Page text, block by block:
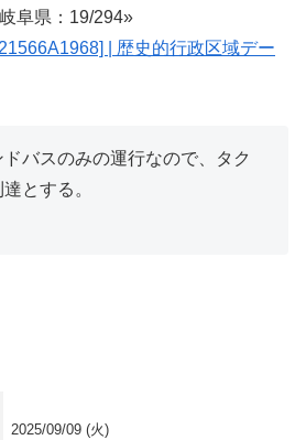
阜県：19/294»
| 歴史的行政区域デー
バスのみの運行なので、タク
とする。
2025/09/09 (火)